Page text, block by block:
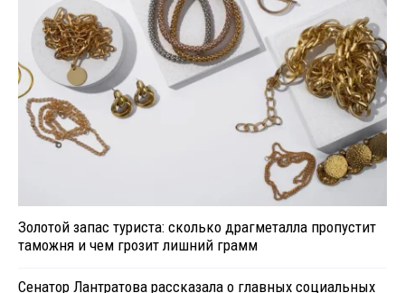
Золотой запас туриста: сколько драгметалла пропустит
таможня и чем грозит лишний грамм
Сенатор Лантратова рассказала о главных социальных